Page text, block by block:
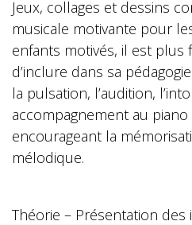
Jeux, collages et dessins
musicale motivante pour
enfants motivés, il est plus
d’inclure dans sa
la pulsation, l’audition,
accompagnement au
encourageant la
mélodique.
Théorie – Présentation